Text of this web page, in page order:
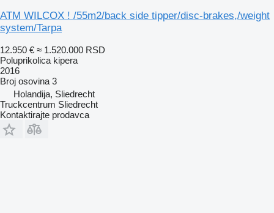
ATM WILCOX ! /55m2/back side tipper/disc-brakes,/weight
system/Tarpa
12.950 € ≈ 1.520.000 RSD
Poluprikolica kipera
2016
Broj osovina 3
Holandija, Sliedrecht
Truckcentrum Sliedrecht
Kontaktirajte prodavca